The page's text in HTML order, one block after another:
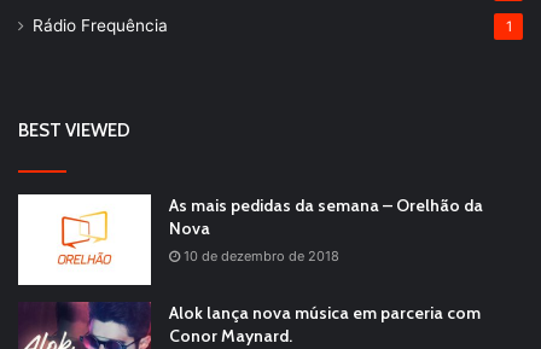
Rádio Frequência 1
BEST VIEWED
As mais pedidas da semana – Orelhão da
Nova
10 de dezembro de 2018
Alok lança nova música em parceria com
Conor Maynard.